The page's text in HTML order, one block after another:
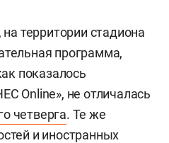
территории стадиона
программа,
показалось
Online», не отличалась
четверга. Те же
и иностранных